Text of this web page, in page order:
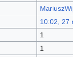
10:02, 27
1
1